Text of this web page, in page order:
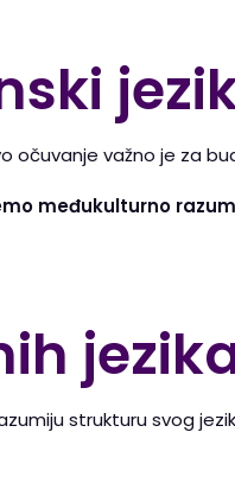
očuvanje važno je za
međukulturno
strukturu svog